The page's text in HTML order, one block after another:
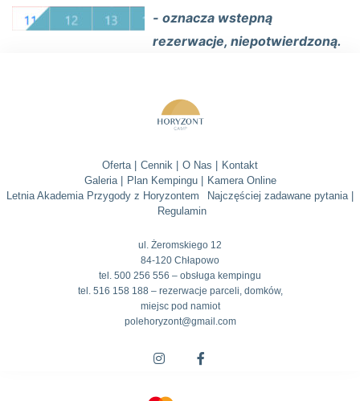
- oznacza wstepną
rezerwacje, niepotwierdzoną.
Oferta | Cennik | O Nas |
Kontakt
Galeria |
Plan Kempingu |
Kamera Online
Letnia Akademia Przygody z Horyzontem
Najczęściej zadawane pytania |
Regulamin
ul. Żeromskiego 12
84-120 Chłapowo
tel. 500 256 556 – obsługa kempingu
tel. 516 158 188 – rezerwacje parceli, domków,
miejsc pod namiot
polehoryzont@gmail.com